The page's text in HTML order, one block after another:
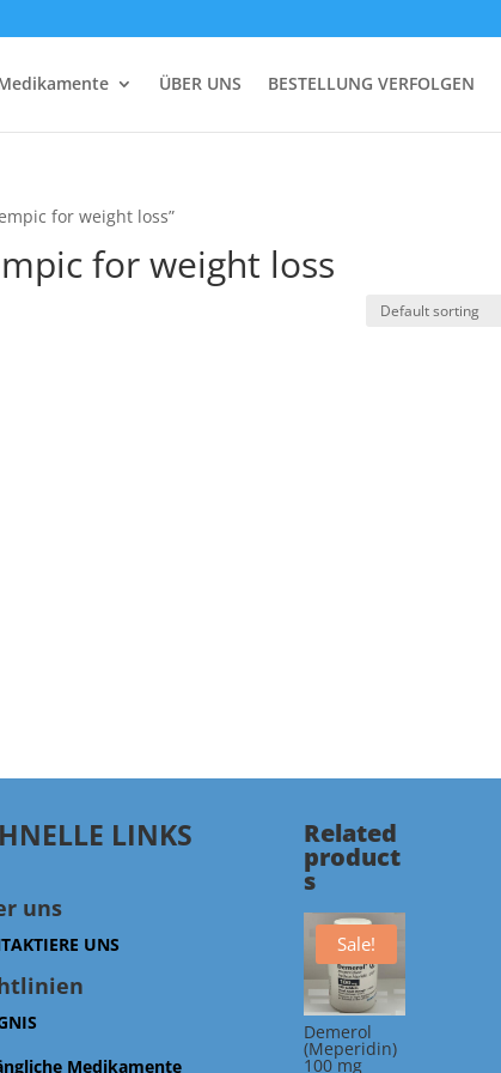
ÜBER UNS BESTELLUNG VERFOLGEN
for weight loss”
for weight loss
LINKS
uns
UNS
Medikamente
Related
product
s
Sale!
Demerol
(Meperidin)
100 mg